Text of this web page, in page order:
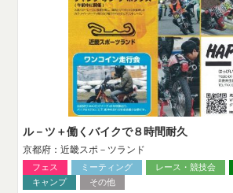
ル－ツ＋働くバイクで８時間耐久
京都府：近畿スポ－ツランド
フェス ミーティング レース・競技会
キャンプ
その他